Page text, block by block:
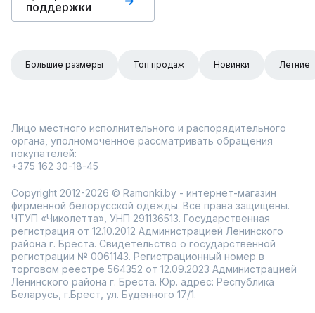
поддержки
Большие размеры Топ продаж Новинки Летние
Лицо местного исполнительного и распорядительного
органа, уполномоченное рассматривать обращения
покупателей:
+375 162 30-18-45
Copyright 2012-2026 © Ramonki.by - интернет-магазин
фирменной белорусской одежды. Все права защищены.
ЧТУП «Чиколетта», УНП 291136513. Государственная
регистрация от 12.10.2012 Администрацией Ленинского
района г. Бреста. Свидетельство о государственной
регистрации № 0061143. Регистрационный номер в
торговом реестре 564352 от 12.09.2023 Администрацией
Ленинского района г. Бреста. Юр. адрес: Республика
Беларусь, г.Брест, ул. Буденного 17/1.